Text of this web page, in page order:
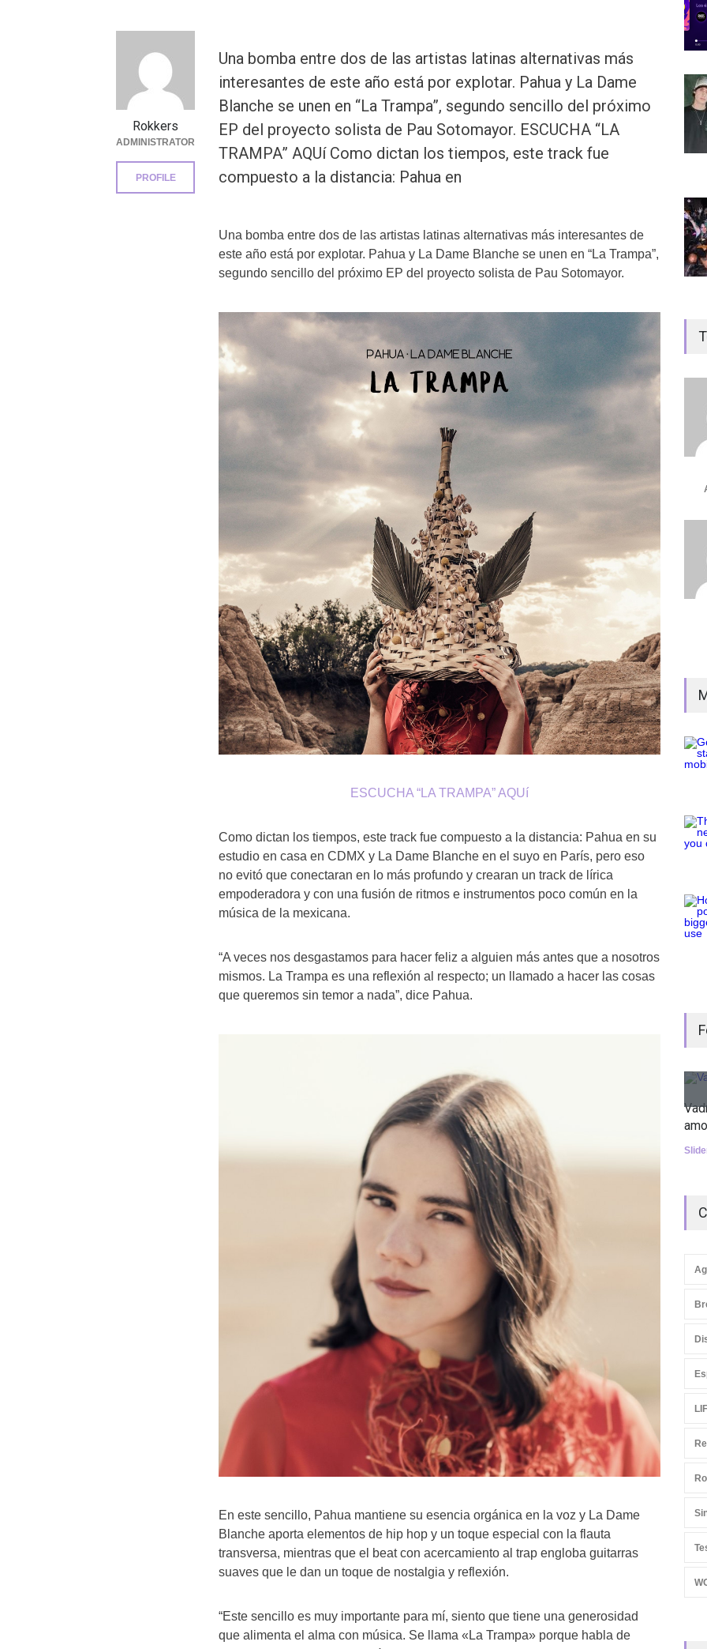
Una bomba entre dos de las artistas latinas alternativas más
interesantes de este año está por explotar. Pahua y La Dame
Blanche se unen en “La Trampa”, segundo sencillo del próximo
EP del proyecto solista de Pau Sotomayor. ESCUCHA “LA
TRAMPA” AQUí Como dictan los tiempos, este track fue
compuesto a la distancia: Pahua en
Una bomba entre dos de las artistas latinas alternativas más interesantes de
este año está por explotar. Pahua y La Dame Blanche se unen en “La Trampa”,
segundo sencillo del próximo EP del proyecto solista de Pau Sotomayor.
ESCUCHA “LA TRAMPA” AQUí
Como dictan los tiempos, este track fue compuesto a la distancia: Pahua en su
estudio en casa en CDMX y La Dame Blanche en el suyo en París, pero eso
no evitó que conectaran en lo más profundo y crearan un track de lírica
empoderadora y con una fusión de ritmos e instrumentos poco común en la
música de la mexicana.
“A veces nos desgastamos para hacer feliz a alguien más antes que a nosotros
mismos. La Trampa es una reflexión al respecto; un llamado a hacer las cosas
que queremos sin temor a nada”, dice Pahua.
En este sencillo, Pahua mantiene su esencia orgánica en la voz y La Dame
Blanche aporta elementos de hip hop y un toque especial con la flauta
transversa, mientras que el beat con acercamiento al trap engloba guitarras
suaves que le dan un toque de nostalgia y reflexión.
“Este sencillo es muy importante para mí, siento que tiene una generosidad
que alimenta el alma con música. Se llama «La Trampa» porque habla de
Rokkers
ADMINISTRATOR
PROFILE